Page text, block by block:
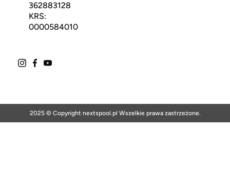
362883128
KRS:
0000584010